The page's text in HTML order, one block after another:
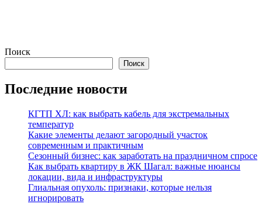
Поиск
Поиск
Последние новости
КГТП ХЛ: как выбрать кабель для экстремальных
температур
Какие элементы делают загородный участок
современным и практичным
Сезонный бизнес: как заработать на праздничном спросе
Как выбрать квартиру в ЖК Шагал: важные нюансы
локации, вида и инфраструктуры
Глиальная опухоль: признаки, которые нельзя
игнорировать